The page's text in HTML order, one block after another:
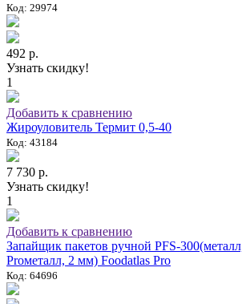
Код: 29974
492 р.
Узнать скидку!
1
Добавить к сравнению
Жироуловитель Термит 0,5-40
Код: 43184
7 730 р.
Узнать скидку!
1
Добавить к сравнению
Запайщик пакетов ручной PFS-
Proметалл, 2 мм) Foodatlas Pro
Код: 64696